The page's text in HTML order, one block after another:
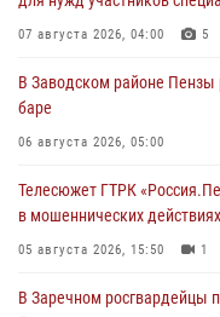
07 августа 2026, 04:00 5
В Заводском районе
баре
06 августа 2026, 05:00
Телесюжет ГТРК
в мошеннических
05 августа 2026, 15:50 1
В Заречном росгвардейцы